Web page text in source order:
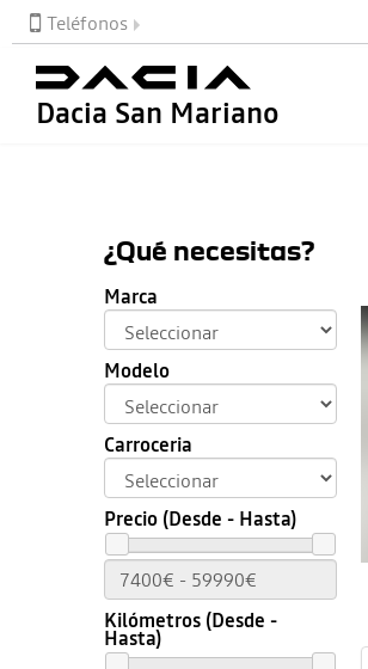
Teléfonos
Dacia San Mariano
¿Qué necesitas?
Marca
Modelo
Carroceria
Precio (Desde - Hasta)
Kilómetros (Desde -
Hasta)